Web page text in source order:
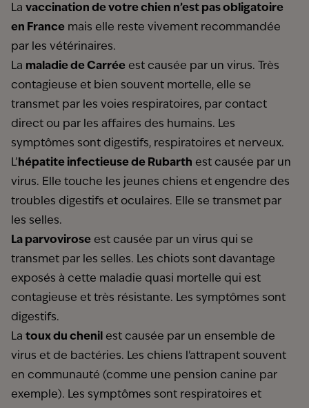
La vaccination de votre chien n’est pas obligatoire
en France mais elle reste vivement recommandée
par les vétérinaires.
La maladie de Carrée est causée par un virus. Très
contagieuse et bien souvent mortelle, elle se
transmet par les voies respiratoires, par contact
direct ou par les affaires des humains. Les
symptômes sont digestifs, respiratoires et nerveux.
L’hépatite infectieuse de Rubarth est causée par un
virus. Elle touche les jeunes chiens et engendre des
troubles digestifs et oculaires. Elle se transmet par
les selles.
La parvovirose est causée par un virus qui se
transmet par les selles. Les chiots sont davantage
exposés à cette maladie quasi mortelle qui est
contagieuse et très résistante. Les symptômes sont
digestifs.
La toux du chenil est causée par un ensemble de
virus et de bactéries. Les chiens l'attrapent souvent
en communauté (comme une pension canine par
exemple). Les symptômes sont respiratoires et